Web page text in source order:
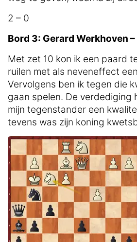
2 – 0
Bord 3: Gerard Werkhoven
Met zet 10 kon ik een paard
ruilen met als neveneffect
Vervolgens ben ik tegen die
gaan spelen. De verdediging
mijn tegenstander een
tevens was zijn koning